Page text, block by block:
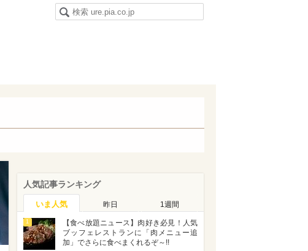
人気記事ランキング
いま人気 昨日 1週間
1
【食べ放題ニュース】肉好き必見！人気
ブッフェレストランに「肉メニュー追
加」でさらに食べまくれるぞ～!!